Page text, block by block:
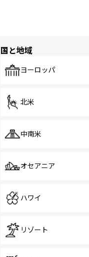
国と地域
ヨーロッパ
北米
中南米
オセアニア
ハワイ
リゾート